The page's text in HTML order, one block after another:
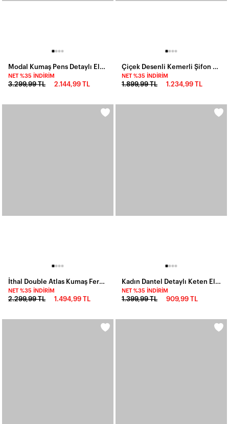
NET %35 İNDIRIM
3.299,99 TL 2.144,99 TL
NET %35 İNDIRIM
1.899,99 TL 1.234,99 TL
NET %35 İNDIRIM
2.299,99 TL 1.494,99 TL
NET %35 İNDIRIM
1.399,99 TL 909,99 TL